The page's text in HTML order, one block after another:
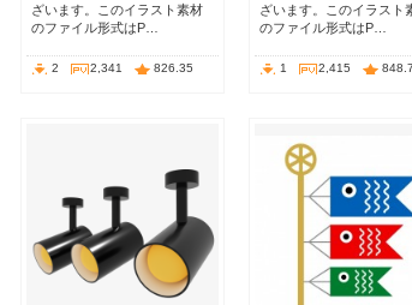
ざいます。このイラスト素材
のファイル形式はP…
2 2,341 826.35
ざいます。このイラスト
のファイル形式はP…
1 2,415